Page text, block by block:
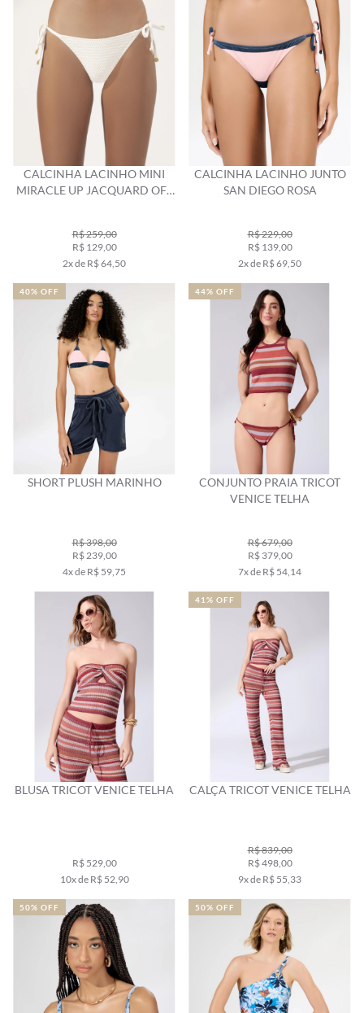
CALCINHA LACINHO MINI
MIRACLE UP JACQUARD OFF
R$ 259,00
R$ 129,00
2x de R$ 64,50
CALCINHA LACINHO JUNTO
SAN DIEGO ROSA
R$ 229,00
R$ 139,00
2x de R$ 69,50
SHORT PLUSH MARINHO
R$ 398,00
R$ 239,00
4x de R$ 59,75
40% OFF
CONJUNTO PRAIA TRICOT
VENICE TELHA
R$ 679,00
R$ 379,00
7x de R$ 54,14
44% OFF
BLUSA TRICOT VENICE TELHA
R$ 529,00
10x de R$ 52,90
CALÇA TRICOT VENICE TELHA
R$ 839,00
R$ 498,00
9x de R$ 55,33
41% OFF
50% OFF 50% OFF